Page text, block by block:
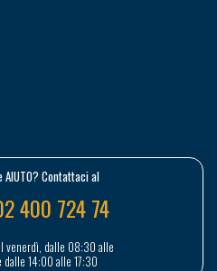
AIUTO? Contattaci al
400 724 74
venerdì, dalle 08:30 alle
dalle 14:00 alle 17:30